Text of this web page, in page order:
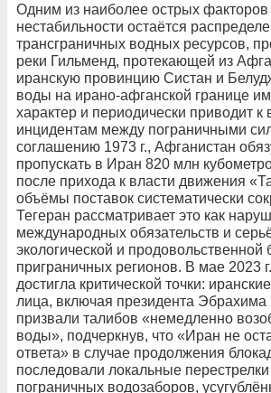
Одним из наиболее острых факторов
нестабильности остаётся
трансграничных водных ресурсов,
реки Гильменд, протекающей из
иранскую провинцию Систан и
воды на ирано-афганской границе
характер и периодически приводит
инцидентам между пограничными
соглашению 1973 г., Афганистан
пропускать в Иран 820 млн
после прихода к власти движения
объёмы поставок систематически
Тегеран рассматривает это как
международных обязательств и
экологической и продовольственной
приграничных регионов. В мае 2023
достигла критической точки:
лица, включая президента Эбрахима
призвали талибов «немедленно
воды», подчеркнув, что «Иран не
ответа» в случае продолжения
последовали локальные
пограничных водозаборов,